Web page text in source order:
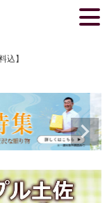
込】